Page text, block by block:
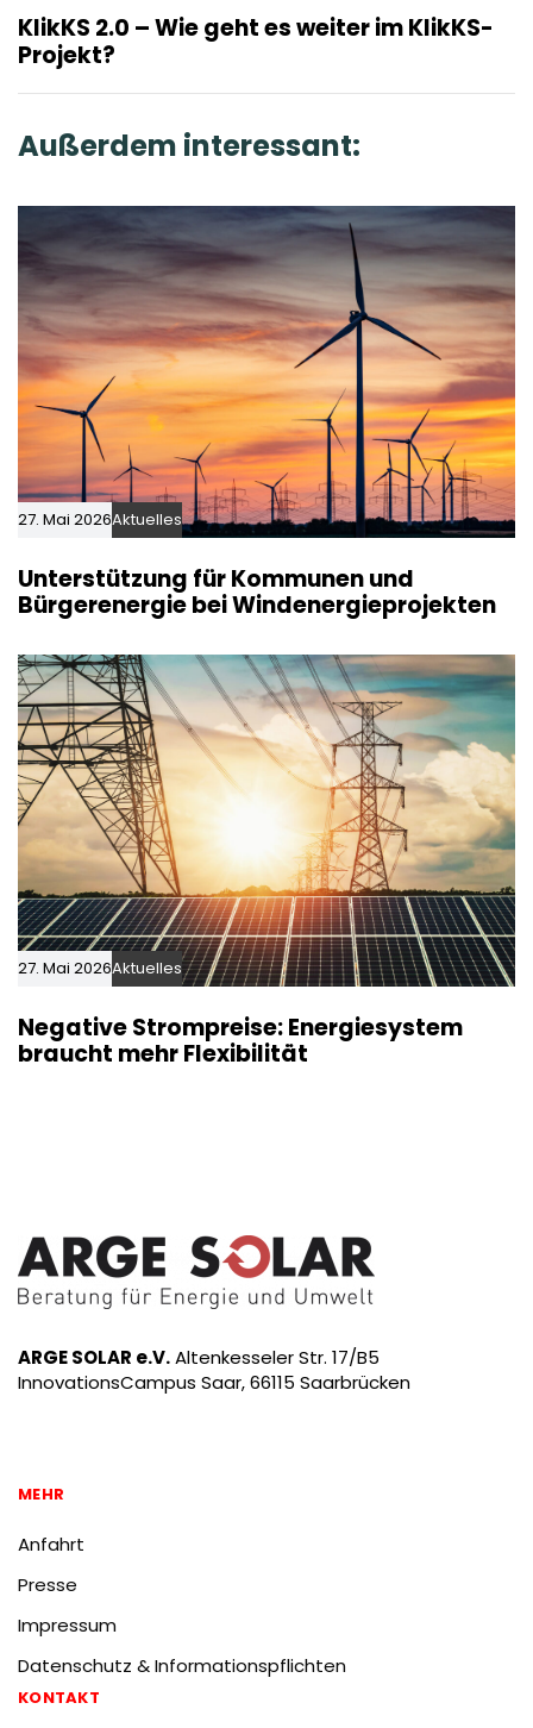
r
t
i
l
x
t
A
r
i
l
e
KlikKS 2.0 – Wie geht es weiter im KlikKS-
Projekt?
Außerdem interessant:
27. Mai 2026Aktuelles
Unterstützung für Kommunen und
Bürgerenergie bei Windenergieprojekten
27. Mai 2026Aktuelles
Negative Strompreise: Energiesystem
braucht mehr Flexibilität
ARGE SOLAR e.V.Altenkesseler Str. 17/B5
InnovationsCampus Saar, 66115 Saarbrücken
MEHR
Anfahrt
Presse
Impressum
Datenschutz & Informationspflichten
KONTAKT